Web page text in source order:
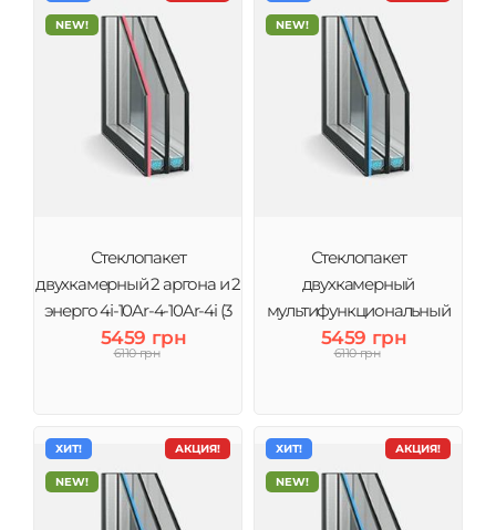
NEW!
Стеклопакет
двухкамерный 2 аргона и 2
энерго 4і-10Ar-4-10Ar-4i (3
стекла) Виконт
5459 грн
6110 грн
NEW!
Стеклопакет
двухкамерный
мультифункциональный
4MG-10-4-10-4 (3 стекла)
Виконт
5459 грн
6110 грн
АКЦИЯ!
ХИТ!
NEW!
АКЦИЯ!
ХИТ!
NEW!